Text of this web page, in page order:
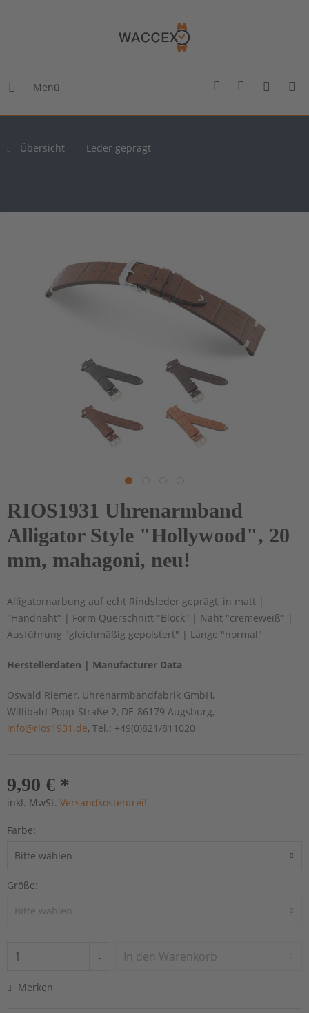
Menü
Übersicht Leder geprägt
RIOS1931 Uhrenarmband
Alligator Style "Hollywood", 20
mm, mahagoni, neu!
Alligatornarbung auf echt Rindsleder geprägt, in matt |
"Handnaht" | Form Querschnitt "Block" | Naht "cremeweiß" |
Ausführung "gleichmäßig gepolstert" | Länge "normal"
Herstellerdaten | Manufacturer Data
Oswald Riemer, Uhrenarmbandfabrik GmbH,
Willibald-Popp-Straße 2, DE-86179 Augsburg,
info@rios1931.de, Tel.: +49(0)821/811020
9,90 € *
inkl. MwSt. Versandkostenfrei!
Farbe:
Größe:
In den Warenkorb
Merken